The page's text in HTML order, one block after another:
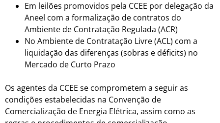
Em leilões promovidos pela CCEE por delegação da
Aneel com a formalização de contratos do
Ambiente de Contratação Regulada (ACR)
No Ambiente de Contratação Livre (ACL) com a
liquidação das diferenças (sobras e déficits) no
Mercado de Curto Prazo
Os agentes da CCEE se comprometem a seguir as
condições estabelecidas na Convenção de
Comercialização de Energia Elétrica, assim como as